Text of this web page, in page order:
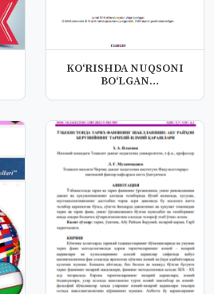
KO‘RISHDA NUQSONI
BO‘LGAN